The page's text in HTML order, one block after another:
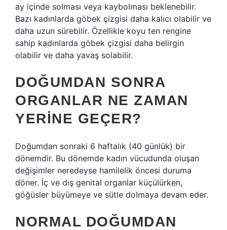
ay içinde solması veya kaybolması beklenebilir.
Bazı kadınlarda göbek çizgisi daha kalıcı olabilir ve
daha uzun sürebilir. Özellikle koyu ten rengine
sahip kadınlarda göbek çizgisi daha belirgin
olabilir ve daha yavaş solabilir.
DOĞUMDAN SONRA
ORGANLAR NE ZAMAN
YERINE GEÇER?
Doğumdan sonraki 6 haftalık (40 günlük) bir
dönemdir. Bu dönemde kadın vücudunda oluşan
değişimler neredeyse hamilelik öncesi duruma
döner. İç ve dış genital organlar küçülürken,
göğüsler büyümeye ve sütle dolmaya devam eder.
NORMAL DOĞUMDAN